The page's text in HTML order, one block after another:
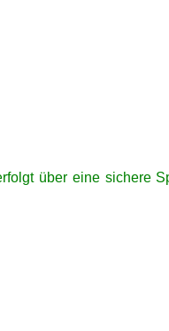
über eine sichere